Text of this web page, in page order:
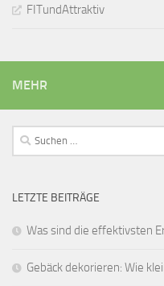
FITundAttraktiv
MEHR
Suchen
nach:
LETZTE BEITRÄGE
Was sind die effektivsten
Gebäck dekorieren: Wie